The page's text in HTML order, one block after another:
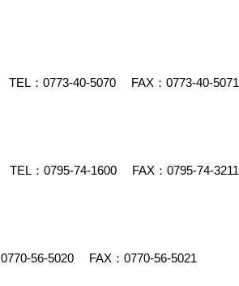
TEL： 0773-40-5070
FAX：0773-40-5071
TEL： 0795-74-1600
FAX：0795-74-3211
0770-56-5020
FAX：0770-56-5021